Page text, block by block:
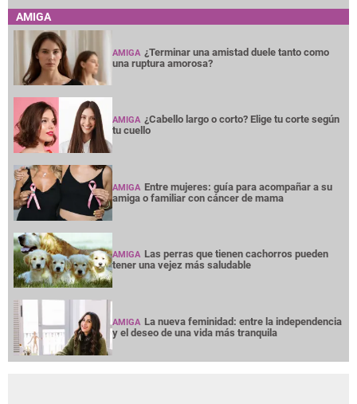
AMIGA
AMIGA ¿Terminar una amistad duele tanto como
una ruptura amorosa?
AMIGA ¿Cabello largo o corto? Elige tu corte según
tu cuello
AMIGA Entre mujeres: guía para acompañar a su
amiga o familiar con cáncer de mama
AMIGA Las perras que tienen cachorros pueden
tener una vejez más saludable
AMIGA La nueva feminidad: entre la independencia
y el deseo de una vida más tranquila